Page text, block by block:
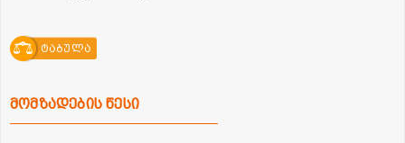
ტაბულა
მომზადების წესი